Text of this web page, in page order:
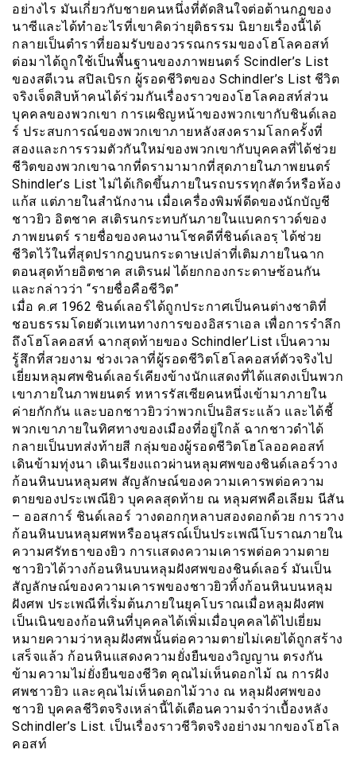
อย่างไร มันเกี่ยวกับชายคนหนึ่งที่ตัดสินใจต่อต้านกฏของ
นาซีและได้ทำอะไรที่เขาคิดว่ายุติธรรม นิยายเรื่องนี้ได้
กลายเป็นตำราที่ยอมรับของวรรณกรรมของโฮโลคอสท์
ต่อมาได้ถูกใช้เป็นพื้นฐานของภาพยนตร์ Scindler’s List
ของสตีเวน สปิลเบิรก ผู้รอดชีวิตของ Schindler’s List ชีวิต
จริงเจ็ดสิบห้าคนได้ร่วมกันเรื่องราวของโฮโลคอสท์ส่วน
บุคคลของพวกเขา การเผชิญหน้าของพวกเขากับชินด์เลอ
ร์ ประสบการณ์ของพวกเขาภายหลังสงครามโลกครั้งที่
สองและการรวมตัวกันใหม่ของพวกเขากับบุคคลที่ได้ช่วย
ชีวิตของพวกเขาฉากที่ดรามามากที่สุดภายในภาพยนตร์
Shindler’s List ไม่ได้เกิดขึ้นภายในรถบรรทุกสัตว์หรือห้อง
แก้ส แต่ภายในสำนักงาน เมื่อเครื่องพิมพ์ดีดของนักบัญชี
ชาวยิว อิตชาค สเติรนกระทบกันภายในแบคกราวด์ของ
ภาพยนตร์ รายชื่อของคนงานโชคดีที่ชินด์เลอรฺ ได้ช่วย
ชีวิตไว้ในที่สุดปรากฎบนกระดาษเปล่าที่เติมภายในฉาก
ตอนสุดท้ายอิตชาค สเติรนฝ ได้ยกกองกระดาษซ้อนกัน
และกล่าวว่า “รายชื่อคือชีวิต”
เมื่อ ค.ศ 1962 ชินด์เลอร์ได้ถูกประกาศเป็นคนต่างชาติที่
ชอบธรรมโดยตัวเเทนทางการของอิสราเอล เพื่อการรำลึก
ถึงโฮโลคอสท์ ฉากสุดท้ายของ Schindler’List เป็นความ
รู้สึกที่สวยงาม ช่วงเวลาที่ผู้รอดชีวิตโฮโลคอสท์ตัวจริงไป
เยี่ยมหลุมศพชินด์เลอร์เคียงข้างนักแสดงที่ได้แสดงเป็นพวก
เขาภายในภาพยนตร์ ทหารรัสเซียคนหนึ่งเข้ามาภายใน
ค่ายกักกัน และบอกชาวยิวว่าพวกเป็นอิสระเเล้ว และได้ชี้
พวกเขาภายในทิศทางของเมืองที่อยู่ใกล้ ฉากชาวดำได้
กลายเป็นบทส่งท้ายสี กลุ่มของผู้รอดชีวิตโฮโลออคอสท์
เดินข้ามทุ่งนา เดินเรียงแถวผ่านหลุมศพของชินด์เลอร์วาง
ก้อนหินบนหลุมศพ สัญลักษณ์ของความเคารพต่อความ
ตายของประเพณียิว บุคคลสุดท้าย ณ หลุมศพคือเลียม นีสัน
– ออสการ์ ชินด์เลอร์ วางดอกกุหลาบสองดอกด้วย การวาง
ก้อนหินบนหลุมศพหรืออนุสรณ์เป็นประเพณีโบราณภายใน
ความศรัทธาของยิว การเเสดงความเคารพต่อความตาย
ชาวยิวได้วางก้อนหินบนหลุมฝังศพของชินด์เลอร์ มันเป็น
สัญลักษณ์ของความเคารพของชาวยิวทิ้งก้อนหินบนหลุม
ฝังศพ ประเพณีที่เริ่มต้นภายในยุคโบราณเมื่อหลุมฝังศพ
เป็นเนินของก้อนหินที่บุคคลได้เพิ่มเมื่อบุคคลได้ไปเยี่ยม
หมายความว่าหลุมฝังศพนั้นต่อความตายไม่เคยได้ถูกสร้าง
เสร็จแล้ว ก้อนหินแสดงความยั่งยืนของวิญญาน ตรงกัน
ข้ามความไม่ยั่งยืนของชีวิต คุณไม่เห็นดอกไม้ ณ การฝัง
ศพชาวยิว และคุณไม่เห็นดอกไม้วาง ณ หลุมฝังศพของ
ชาวยิ บุคคลชีวิตจริงเหล่านี้ได้เตือนความจำว่าเบื้องหลัง
Schindler’s List. เป็นเรื่องราวชีวิตจริงอย่างมากของโฮโล
คอสท์